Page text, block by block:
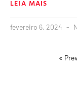
LEIA MAIS
fevereiro 6, 2024
«